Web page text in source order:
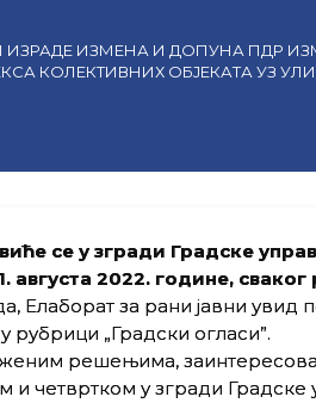
ИЗМЕНА И ДОПУНА ПДР
КОЛЕКТИВНИХ ОБЈЕКАТА УЗ
се у згради Градске
августа 2022. године,
Елаборат за рани јавни
рубрици „Градски огласи”.
решењима,
и четвртком у згради